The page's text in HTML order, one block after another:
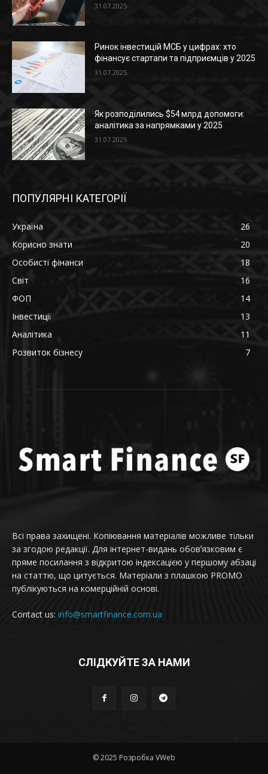
31.07.2025
Ринок інвестицій МСБ у цифрах: хто
фінансує стартапи та підприємців у 2025
31.07.2025
Як розподілились $54 млрд допомоги:
аналітика за напрямками у 2025
31.07.2025
ПОПУЛЯРНІ КАТЕГОРІЇ
Україна
26
Корисно знати
20
Особисті фінанси
18
Світ
16
ФОП
14
Інвестиції
13
Аналітика
11
Розвиток бізнесу
7
Всі права захищені. Копіювання матеріалів можливе тільки
за згодою редакції. Для інтернет-видань обовʼязковим є
пряме посилання з відкритою індексацією у першому абзаці
на статтю, що цитується. Матеріали з плашкою PROMO
публікуються на комерційній основі.
Contact us: info@smartfinance.com.ua
СЛІДКУЙТЕ ЗА НАМИ
© 2025 Розробка VWeb